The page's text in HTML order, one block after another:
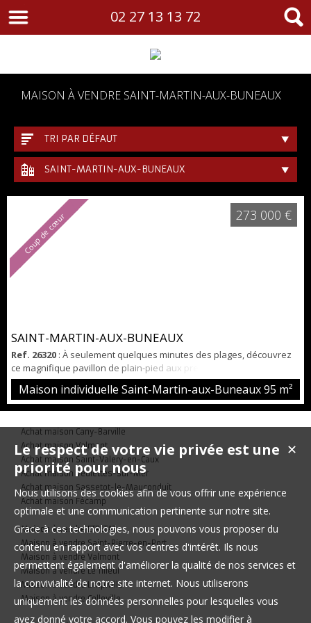
02 27 13 13 72
MAISON À VENDRE SAINT-MARTIN-AUX-BUNEAUX
TRI PAR DÉFAUT
SAINT-MARTIN-AUX-BUNEAUX
Coup de cœur
SAINT-MARTIN-AUX-BUNEAUX
Ref. 26320 : À seulement quelques minutes des plages, découvrez
ce magnifique pavillon de plain-pied aux prestations soignées,
édifié sur un terrain plat, arboré et entièrement clôturé d'une
surface de 1610 m². Cette maison parfaitement entretenue vous
séduira par sa luminosité et son agencement fonctionnel. Elle
vaste séjour / salon chale...
Maison individuelle Saint-Martin-aux-Buneaux95 m²
273 000 €
Achat maison Cany-Barville
Achat maison Valmont
Achat maison Saint-Valery-en-Caux
Achat maison Veulettes-sur-Mer
Achat maison Sassetot-le-Mauconduit
Achat maison Fécamp
Maison à vendre ETRETAT
Maison à vendre Saint-Pierre-en-Port
Maison à vendre Valmont
Maison à vendre Le Tilleul
Maison à vendre Limpiville
Maison à vendre Colleville
✕
Le respect de votre vie privée est une
priorité pour nous
Nous utilisons des cookies afin de vous offrir une expérience
optimale et une communication pertinente sur notre site.
Grace à ces technologies, nous pouvons vous proposer du
contenu en rapport avec vos centres d'intérêt. Ils nous
permettent également d'améliorer la qualité de nos services et
la convivialité de notre site internet. Nous utiliserons
uniquement les données personnelles pour lesquelles vous
avez donné votre accord. Vous pouvez les modifier à